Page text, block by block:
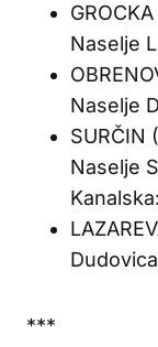
Naselje
Naselje
SURČIN
Naselje
***